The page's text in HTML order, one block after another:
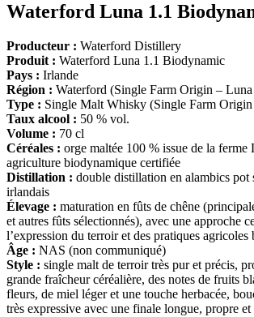
Waterford Luna 1.1
Producteur : Waterford Distillery
Produit : Waterford Luna 1.1 Biodynamic
Pays : Irlande
Région : Waterford (Single Farm Origin –
Type : Single Malt Whisky (Single Farm
Taux alcool : 50 % vol.
Volume : 70 cl
Céréales : orge maltée 100 % issue de la ferme
agriculture biodynamique certifiée
Distillation : double distillation en alambics pot
irlandais
Élevage : maturation en fûts de chêne
et autres fûts sélectionnés), avec une approche
l’expression du terroir et des pratiques
Âge : NAS (non communiqué)
Style : single malt de terroir très pur et précis,
grande fraîcheur céréalière, des notes de fruits
fleurs, de miel léger et une touche herbacée,
très expressive avec une finale longue, propre